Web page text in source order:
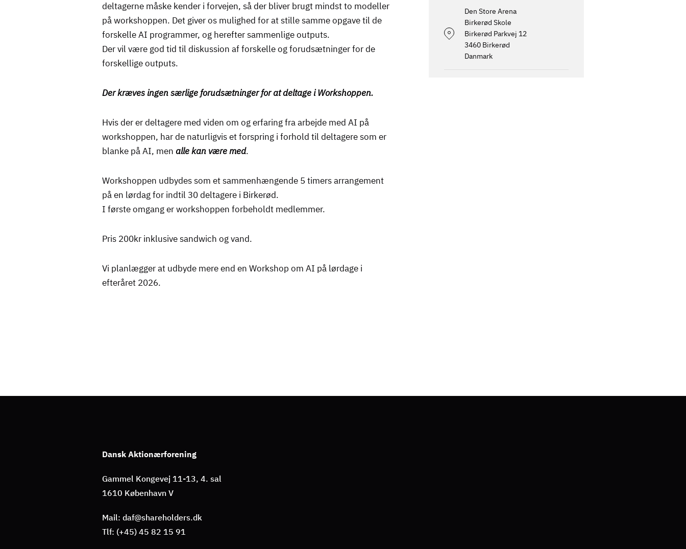
deltagerne måske kender i forvejen, så der bliver brugt mindst to modeller
på workshoppen. Det giver os mulighed for at stille samme opgave til de
forskelle AI programmer, og herefter sammenlige outputs.
Der vil være god tid til diskussion af forskelle og forudsætninger for de
forskellige outputs.
Der kræves ingen særlige forudsætninger for at deltage i Workshoppen.
Hvis der er deltagere med viden om og erfaring fra arbejde med AI på
workshoppen, har de naturligvis et forspring i forhold til deltagere som er
blanke på AI, men alle kan være med.
Workshoppen udbydes som et sammenhængende 5 timers arrangement
på en lørdag for indtil 30 deltagere i Birkerød.
I første omgang er workshoppen forbeholdt medlemmer.
Pris 200kr inklusive sandwich og vand.
Vi planlægger at udbyde mere end en Workshop om AI på lørdage i
efteråret 2026.
Den Store Arena
Birkerød Skole
Birkerød Parkvej 12
3460 Birkerød
Danmark
Dansk Aktionærforening
Gammel Kongevej 11-13, 4. sal
1610 København V
Mail: daf@shareholders.dk
Tlf: (+45) 45 82 15 91